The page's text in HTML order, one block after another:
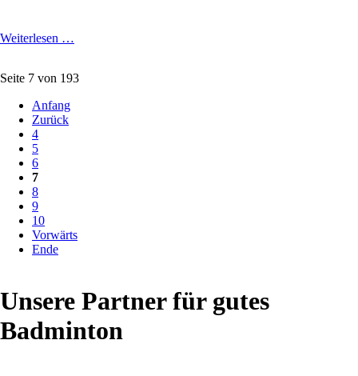
Weiterlesen …
Niveau
Seite 7 von 193
Anfang
Zurück
4
5
6
7
8
9
10
Vorwärts
Ende
Unsere Partner für gutes
Badminton